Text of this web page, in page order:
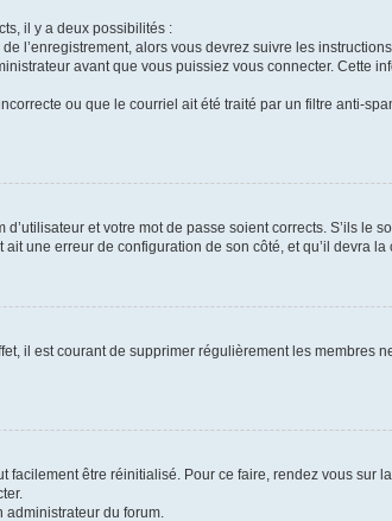
il y a deux possibilités :
l’enregistrement, alors vous devrez suivre les
avant que vous puissiez vous connecter. Cette
ou que le courriel ait été traité par un filtre anti-
et votre mot de passe soient corrects. S’ils le
une erreur de configuration de son côté, et qu’il devra la
il est courant de supprimer régulièrement les
être réinitialisé. Pour ce faire, rendez vous sur
administrateur du forum.